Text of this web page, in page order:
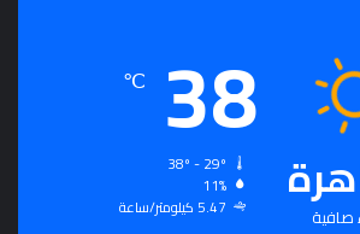
38
℃
11%
5.47 كيلومتر/ساعة